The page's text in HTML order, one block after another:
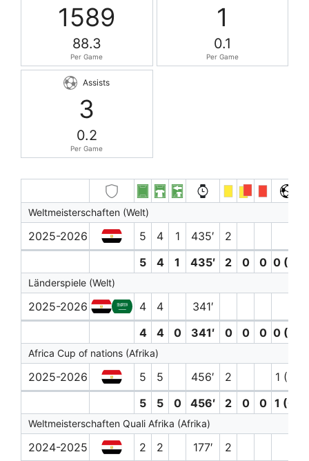
1589
88.3
Per Game
1
0.1
Per Game
Assists
3
0.2
Per Game
Weltmeisterschaften (Welt)
2025-2026 5 4 1 435′
2
5
4 1 435′ 2 0 0 0 (0)
Länderspiele (Welt)
2025-2026 4 4
341′
4
4 0 341′ 0 0 0 0 (0)
Africa Cup of nations (Afrika)
2025-2026 5 5 456′ 2
1 (0)
5
5 0 456′ 2 0 0 1 (0)
Weltmeisterschaften Quali Afrika (Afrika)
2024-2025 2 2 177′
2